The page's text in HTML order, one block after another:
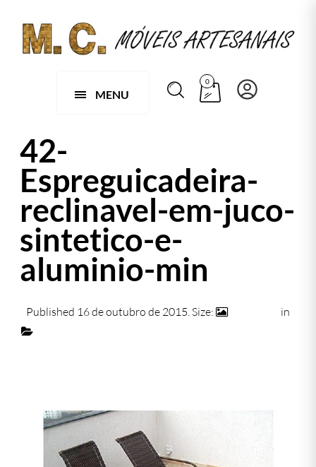
MENU
0
42-
Espreguicadeira-
reclinavel-em-juco-
sintetico-e-
aluminio-min
Published 16 de outubro de 2015 . Size:
in